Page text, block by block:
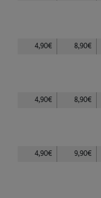
4,90€ 8,90€
4,90€ 8,90€
4,90€ 9,90€